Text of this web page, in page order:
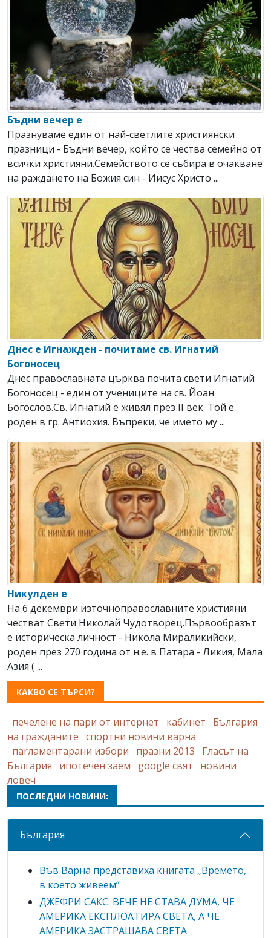
Бъдни вечер е
Празнуваме един от най-светлите християнски
празници - Бъдни вечер, който се чества семейно от
всички християни.Семейството се събира в очакване
на раждането на Божия син - Иисус Христо ...
Днес е Игнажден - почитаме св. Игнатий
Богоносец
Днес православната църква почита свети Игнатий
Богоносец - един от учениците на св. Йоан
Богослов.Св. Игнатий е живял през ІІ век. Той е
роден в гр. Антиохия. Въпреки, че името му ...
Никулден е
На 6 декември източноправославните християни
честват Свeти Николай Чудотворец.Първообразът
е историческа личност - Никола Мираликийски,
роден през 270 година от н.е. в Патара - Ликия, Мала
Азия ( ...
КАКВО СЕ ТЪРСИ?
печелене на пари от интернет кабинет
България
на гражданите спортни новини варна
паrламентарани избори
празни 2013
Гласът на
България
ипотечен заем google свят
новини
ловеч
ПОСЛЕДНИ НОВИНИ:
България
Във Варна представиха книгата „Времето,
в което живеем“
ДЖЕФРИ САКС: ВЕЧЕ НЕ СТАВА ДУМА, ЧЕ
АМЕРИКА ЕКСПЛОАТИРА СВЕТА, А ЧЕ
АМЕРИКА ЗАСТРАШАВА СВЕТА